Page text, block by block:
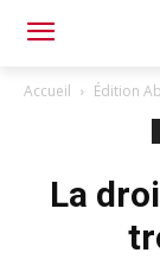
Accueil Édition
La